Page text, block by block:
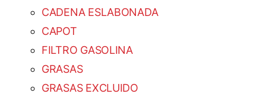
CADENA ESLABONADA
CAPOT
FILTRO GASOLINA
GRASAS
GRASAS EXCLUIDO